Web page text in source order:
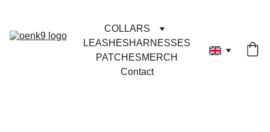
COLLARS
LEASHESHARNESSES
PATCHESMERCH
Contact